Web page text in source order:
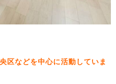
区などを中心に活動していま